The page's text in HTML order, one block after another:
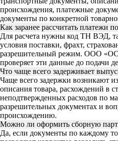
происхождения, платежные
документы по конкретной
Как заранее рассчитать платежи
Для расчета нужны код ТН ВЭД,
условия поставки, фрахт,
разрешительный режим. ООО
проверяет эти данные до подачи
Что чаще всего задерживает
Чаще всего задержки возникают
описания товара, расхождений в
неподтвержденных расходов по
разрешительных документах и
происхождению.
Можно ли оформить сборную
Да, если документы по каждому